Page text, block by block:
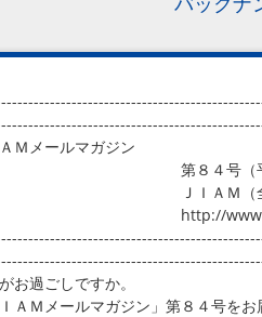
バックナ
Ｍメールマガジン
８４号（平成２２年
ＩＡＭ（全国市町村
お過ごしですか。
ＩＡＭメールマガジン」第８４号をお